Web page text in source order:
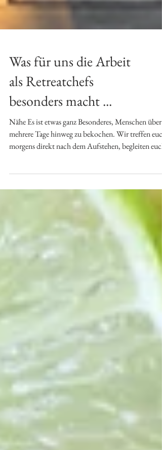
Was für uns die Arbeit
als Retreatchefs
besonders macht ...
mehrere Tage hinweg zu bekochen. Wir treffen euch
durch den Tag und schicken euch mit unserem
Abendessen ins Bett. Dabei entstehen Kontakte,
Rezepte werden weitergegeben, spezielle Wünsche
der Küchentür erfragt und Feedback in die Küche
gerufen. Wir schätzen diese Nähe und den
persönlichen Kontakt sehr. Oasen Jeder Ort, an den